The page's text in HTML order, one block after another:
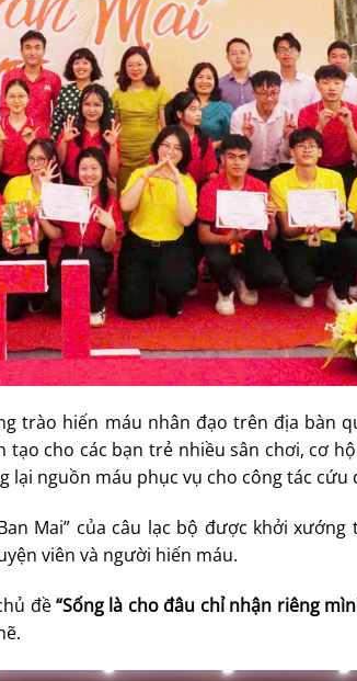
trào hiến máu nhân đạo trên địa bàn
cho các bạn trẻ nhiều sân chơi, cơ
nguồn máu phục vụ cho công tác cứu
Mai” của câu lạc bộ được khởi
viên và người hiến máu.
đề“Sống là cho đâu chỉ nhận riêng